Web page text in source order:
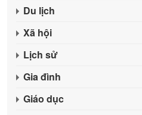
Du lịch
Xã hội
Lịch sử
Gia đình
Giáo dục